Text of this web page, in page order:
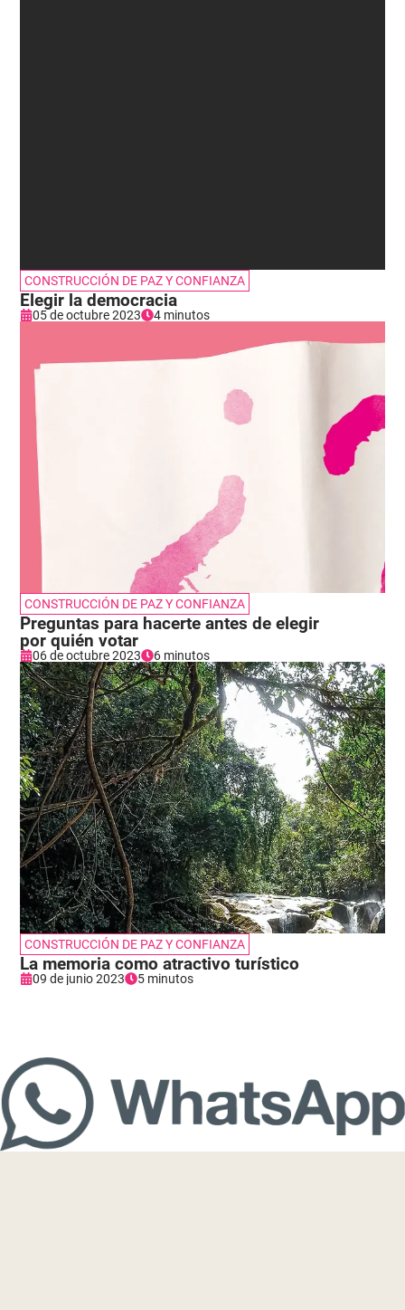
CONSTRUCCIÓN DE PAZ Y CONFIANZA
Elegir la democracia
05 de octubre 2023 4 minutos
CONSTRUCCIÓN DE PAZ Y CONFIANZA
Preguntas para hacerte antes de elegir
por quién votar
06 de octubre 2023 6 minutos
CONSTRUCCIÓN DE PAZ Y CONFIANZA
La memoria como atractivo turístico
09 de junio 2023 5 minutos